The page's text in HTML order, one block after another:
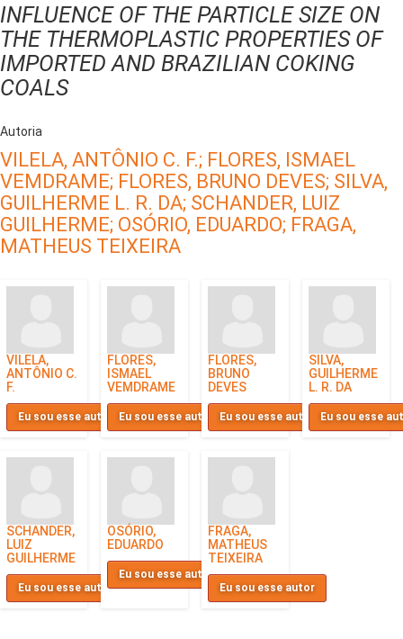
INFLUENCE OF THE PARTICLE SIZE ON
THE THERMOPLASTIC PROPERTIES OF
IMPORTED AND BRAZILIAN COKING
COALS
Autoria
VILELA, ANTÔNIO C. F.; FLORES, ISMAEL
VEMDRAME; FLORES, BRUNO DEVES; SILVA,
GUILHERME L. R. DA; SCHANDER, LUIZ
GUILHERME; OSÓRIO, EDUARDO; FRAGA,
MATHEUS TEIXEIRA
VILELA,
ANTÔNIO C.
F.
Eu sou esse autor
FLORES,
ISMAEL
VEMDRAME
Eu sou esse autor
FLORES,
BRUNO
DEVES
Eu sou esse autor
SILVA,
GUILHERME
L. R. DA
Eu sou esse
SCHANDER,
LUIZ
GUILHERME
Eu sou esse autor
OSÓRIO,
EDUARDO
Eu sou esse autor
FRAGA,
MATHEUS
TEIXEIRA
Eu sou esse autor